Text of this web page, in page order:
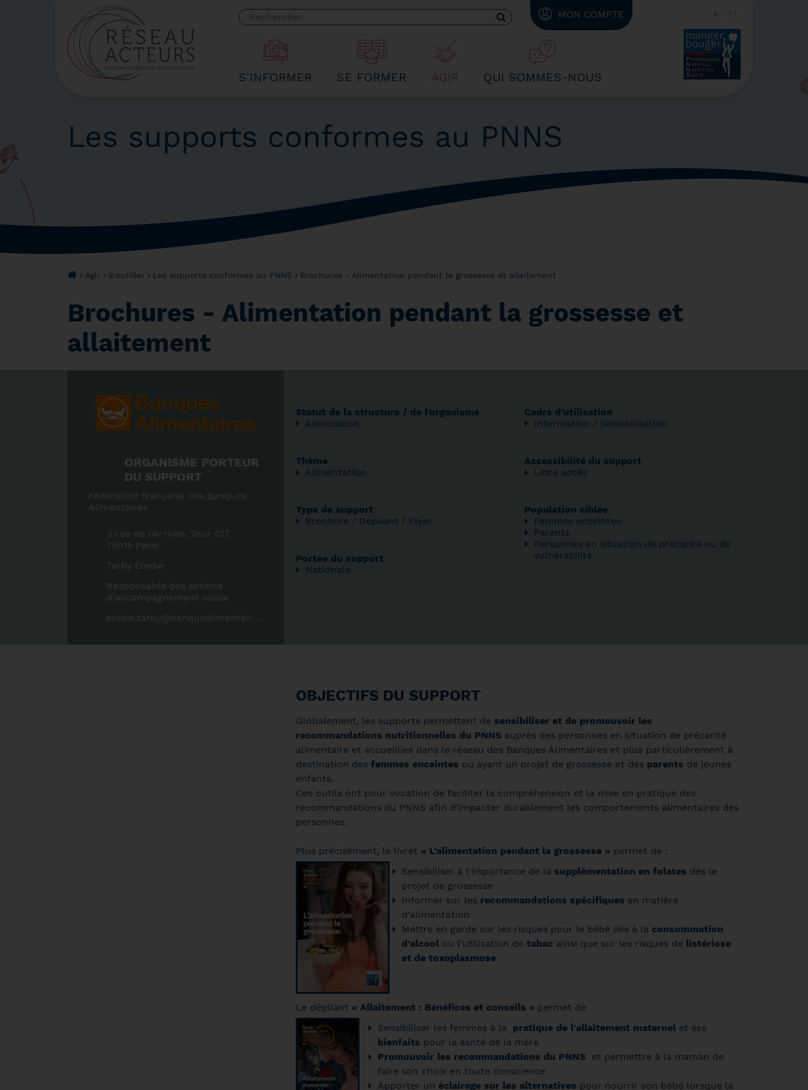
MON COMPTE
S'INFORMER SE FORMER AGIR QUI SOMMES-NOUS
A
Les supports conformes au PNNS
Agir S'outiller Les supports conformes au PNNS Brochures - Alimentation pendant la grossesse et allaitement
Brochures - Alimentation pendant la grossesse et
allaitement
ORGANISME PORTEUR
DU SUPPORT
Fédération française des Banques
Alimentaires
3 rue de l'Arrivée, Tour CIT
75015 Paris
Tarby Elodie
Responsable des actions
d'accompagnement social
elodie.tarby@banquealimentaire.org
Statut de la structure / de l'organisme
Association
Thème
Alimentation
Type de support
Brochure / Dépliant / Flyer
Portée du support
Nationale
Cadre d'utilisation
Information / Sensibilisation
Accessibilité du support
Libre accès
Population ciblée
Femmes enceintes
Parents
Personnes en situation de précarité ou de
vulnérabilité
OBJECTIFS DU SUPPORT
Globalement, les supports permettent de sensibiliser et de promouvoir les
recommandations nutritionnelles du PNNS auprès des personnes en situation de précarité
alimentaire et accueillies dans le réseau des Banques Alimentaires et plus particulièrement à
destination des femmes enceintes ou ayant un projet de grossesse et des parents de jeunes
enfants.
Ces outils ont pour vocation de faciliter la compréhension et la mise en pratique des
recommandations du PNNS afin d'impacter durablement les comportements alimentaires des
personnes.
Plus précisément, le livret « L'alimentation pendant la grossesse » permet de :
Sensibiliser à l'importance de la supplémentation en folates dès le
projet de grossesse
Informer sur les recommandations spécifiques en matière
d'alimentation
Mettre en garde sur les risques pour le bébé liés à la consommation
d'alcool ou l'utilisation de tabac ainsi que sur les risques de listériose
et de toxoplasmose
Le dépliant « Allaitement : Bénéfices et conseils » permet de
Sensibiliser les femmes à la pratique de l'allaitement maternel et ses
bienfaits pour la santé de la mère
Promouvoir les recommandations du PNNS et permettre à la maman de
faire son choix en toute conscience
Apporter un éclairage sur les alternatives pour nourrir son bébé lorsque la